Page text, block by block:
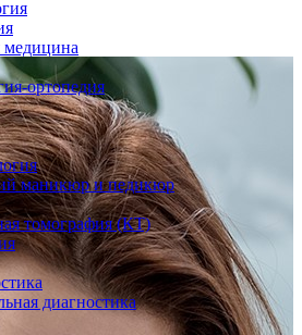
медицина
ортопедия
маникюр и педикюр
томография (КТ)
диагностика